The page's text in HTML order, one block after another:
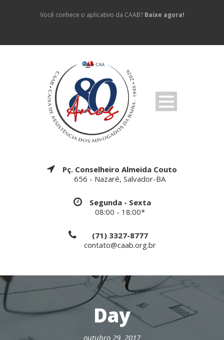
Você conhece o aplicativo da CAAB? Baixe agora!
Pç. Conselheiro Almeida Couto
656 - Nazaré, Salvador-BA
Segunda - Sexta
08:00 - 18:00*
(71) 3327-8777
contato@caab.org.br
Day
outubro 29, 2017